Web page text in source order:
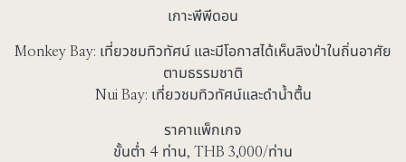
เกาะพีพีดอน
Monkey Bay: เที่ยวชมทิวทัศน์ และมีโอกาสได้เห็นลิงป่าในถิ่นอาศัย
ตามธรรมชาติ
Nui Bay: เที่ยวชมทิวทัศน์และดำน้ำตื้น
ราคาแพ็กเกจ
ขั้นต่ำ 4 ท่าน, THB 3,000/ท่าน